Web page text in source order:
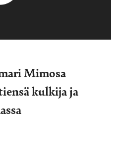
Mimosa
kulkija ja